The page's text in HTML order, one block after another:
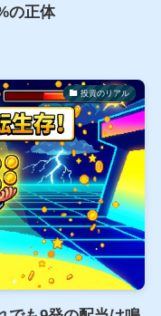
の正体
投資のリアル